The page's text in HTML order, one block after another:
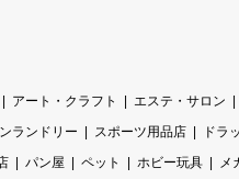
アート・クラフト エステ・サロン
ランドリー スポーツ用品店 ドラ
パン屋 ペット ホビー玩具 メ